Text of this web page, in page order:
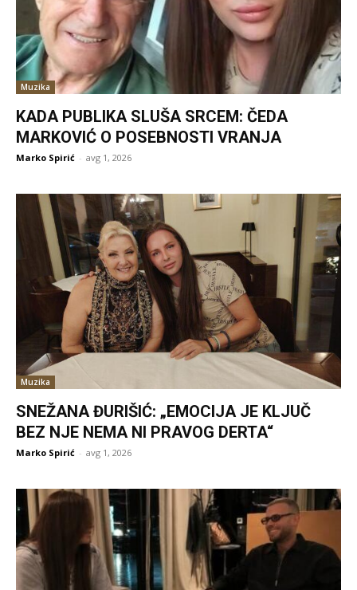
Muzika
KADA PUBLIKA SLUŠA SRCEM: ČEDA
MARKOVIĆ O POSEBNOSTI VRANJA
Marko Spirić - avg 1, 2026
Muzika
SNEŽANA ĐURIŠIĆ: „EMOCIJA JE KLJUČ
BEZ NJE NEMA NI PRAVOG DERTA“
Marko Spirić - avg 1, 2026